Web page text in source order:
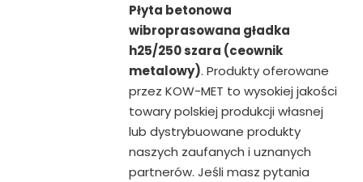
Płyta betonowa
wibroprasowana gładka
h25/250 szara (ceownik
metalowy). Produkty oferowane
przez KOW-MET to wysokiej jakości
towary polskiej produkcji własnej
lub dystrybuowane produkty
naszych zaufanych i uznanych
partnerów. Jeśli masz pytania